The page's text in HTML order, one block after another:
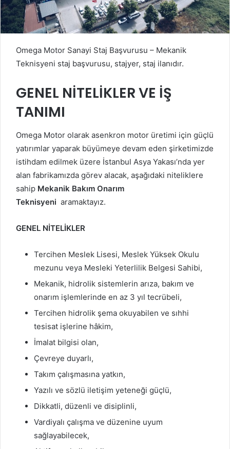
Omega Motor Sanayi Staj Başvurusu – Mekanik
Teknisyeni staj başvurusu, stajyer, staj ilanıdır.
GENEL NİTELİKLER VE İŞ
TANIMI
Omega Motor olarak asenkron motor üretimi için güçlü
yatırımlar yaparak büyümeye devam eden şirketimizde
istihdam edilmek üzere İstanbul Asya Yakası’nda yer
alan fabrikamızda görev alacak, aşağıdaki niteliklere
sahip Mekanik Bakım Onarım
Teknisyeni aramaktayız.
GENEL NİTELİKLER
Tercihen Meslek Lisesi, Meslek Yüksek Okulu
mezunu veya Mesleki Yeterlilik Belgesi Sahibi,
Mekanik, hidrolik sistemlerin arıza, bakım ve
onarım işlemlerinde en az 3 yıl tecrübeli,
Tercihen hidrolik şema okuyabilen ve sıhhi
tesisat işlerine hâkim,
İmalat bilgisi olan,
Çevreye duyarlı,
Takım çalışmasına yatkın,
Yazılı ve sözlü iletişim yeteneği güçlü,
Dikkatli, düzenli ve disiplinli,
Vardiyalı çalışma ve düzenine uyum
sağlayabilecek,